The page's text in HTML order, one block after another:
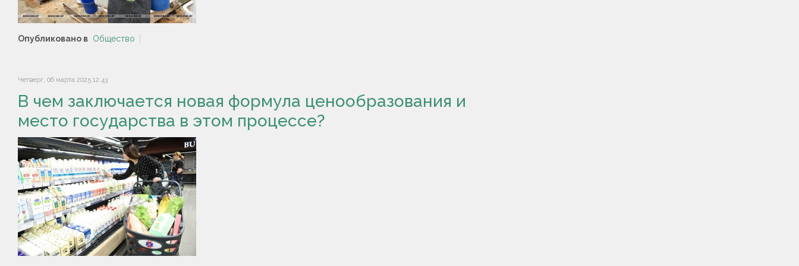
Опубликовано в Общество
Четверг, 06 марта 2025 12:43
В чем заключается новая формула ценообразования и
место государства в этом процессе?